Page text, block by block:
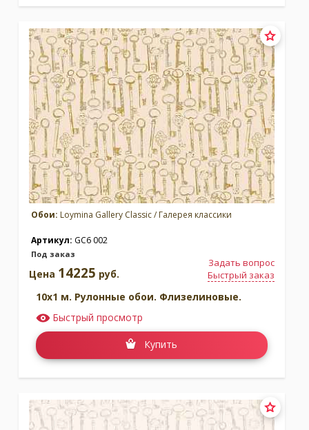
Обои: Loymina Gallery Classic / Галерея классики
Артикул: GC6 002
Под заказ
Задать вопрос
Быстрый заказ
Цена 14225 руб.
10x1 м. Рулонные обои. Флизелиновые.
Быстрый просмотр
Купить